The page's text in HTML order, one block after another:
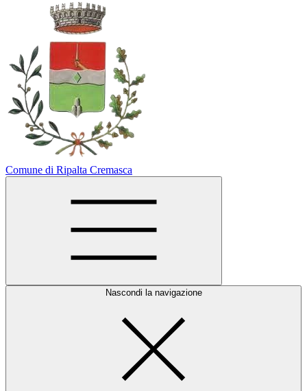
Comune di Ripalta Cremasca
Nascondi la navigazione